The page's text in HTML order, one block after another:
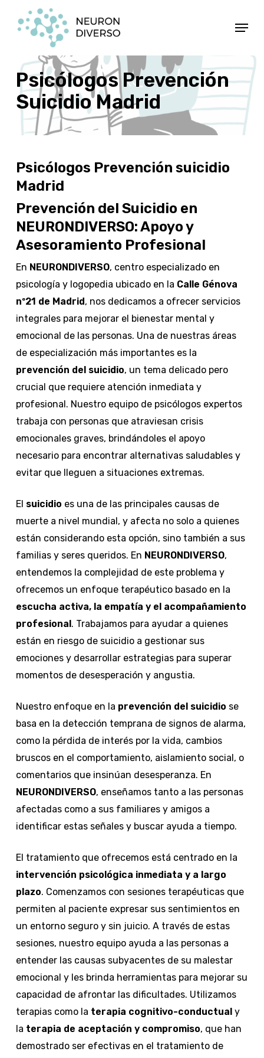
principal
Menú
Psicólogos Prevención
Suicidio Madrid
Psicólogos Prevención suicidio
Madrid
Prevención del Suicidio en
NEURONDIVERSO: Apoyo y
Asesoramiento Profesional
En NEURONDIVERSO, centro especializado en
psicología y logopedia ubicado en la Calle Génova
nº21 de Madrid, nos dedicamos a ofrecer servicios
integrales para mejorar el bienestar mental y
emocional de las personas. Una de nuestras áreas
de especialización más importantes es la
prevención del suicidio, un tema delicado pero
crucial que requiere atención inmediata y
profesional. Nuestro equipo de psicólogos expertos
trabaja con personas que atraviesan crisis
emocionales graves, brindándoles el apoyo
necesario para encontrar alternativas saludables y
evitar que lleguen a situaciones extremas.
El suicidio es una de las principales causas de
muerte a nivel mundial, y afecta no solo a quienes
están considerando esta opción, sino también a sus
familias y seres queridos. En NEURONDIVERSO,
entendemos la complejidad de este problema y
ofrecemos un enfoque terapéutico basado en la
escucha activa, la empatía y el acompañamiento
profesional. Trabajamos para ayudar a quienes
están en riesgo de suicidio a gestionar sus
emociones y desarrollar estrategias para superar
momentos de desesperación y angustia.
Nuestro enfoque en la prevención del suicidio se
basa en la detección temprana de signos de alarma,
como la pérdida de interés por la vida, cambios
bruscos en el comportamiento, aislamiento social, o
comentarios que insinúan desesperanza. En
NEURONDIVERSO, enseñamos tanto a las personas
afectadas como a sus familiares y amigos a
identificar estas señales y buscar ayuda a tiempo.
El tratamiento que ofrecemos está centrado en la
intervención psicológica inmediata y a largo
plazo. Comenzamos con sesiones terapéuticas que
permiten al paciente expresar sus sentimientos en
un entorno seguro y sin juicio. A través de estas
sesiones, nuestro equipo ayuda a las personas a
entender las causas subyacentes de su malestar
emocional y les brinda herramientas para mejorar su
capacidad de afrontar las dificultades. Utilizamos
terapias como la terapia cognitivo-conductualy
la terapia de aceptación y compromiso, que han
demostrado ser efectivas en el tratamiento de